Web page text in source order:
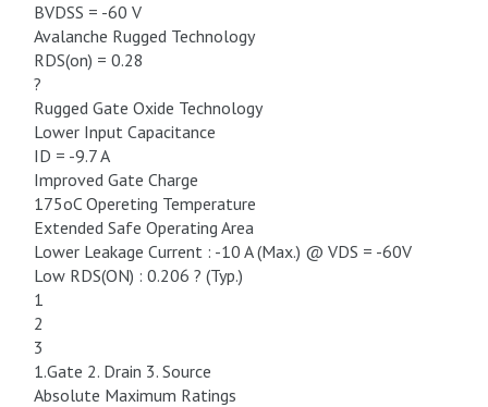
BVDSS = -60 V
Avalanche Rugged Technology
RDS(on) = 0.28
?
Rugged Gate Oxide Technology
Lower Input Capacitance
ID = -9.7 A
Improved Gate Charge
175oC Opereting Temperature
Extended Safe Operating Area
Lower Leakage Current : -10 A (Max.) @ VDS = -60V
Low RDS(ON) : 0.206 ? (Typ.)
1
2
3
1.Gate 2. Drain 3. Source
Absolute Maximum Ratings